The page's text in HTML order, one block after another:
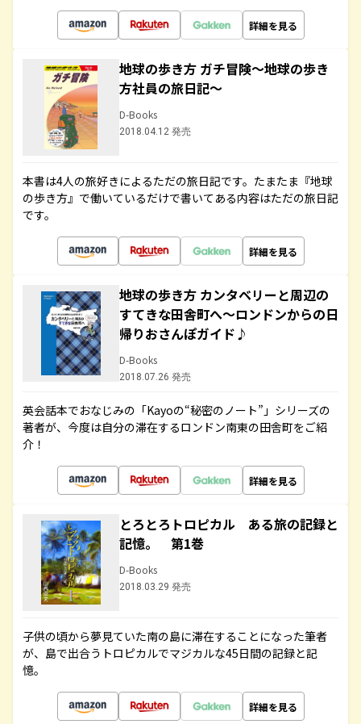
詳細を見る
地球の歩き方 ガチ冒険～地球の歩き
方社員の旅日記～
D-Books
2018.04.12 発売
本書は4人の旅好きによるただの旅日記です。たまたま『地球
の歩き方』で働いているだけで書いてある内容はただの旅日記
です。
詳細を見る
地球の歩き方 カンタベリーと周辺の
すてきな田舎町へ～ロンドンからの日
帰りおさんぽガイド♪
D-Books
2018.07.26 発売
英会話本でおなじみの「Kayoの“秘密のノート”」シリーズの
著者が、今度は自分の滞在するロンドン南東の田舎町をご紹
介！
詳細を見る
とろとろトロピカル ある旅の記録と
記憶。 第1巻
D-Books
2018.03.29 発売
子供の頃から夢見ていた南の島に滞在することになった筆者
が、島で出合うトロピカルでマジカルな45日間の記録と記
憶。
詳細を見る